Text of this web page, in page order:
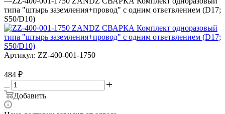
типа "штырь заземления+провод" с одним ответвлением (D17;
S50/D10)
Артикул: ZZ-400-001-1750
484 ₽
Добавить